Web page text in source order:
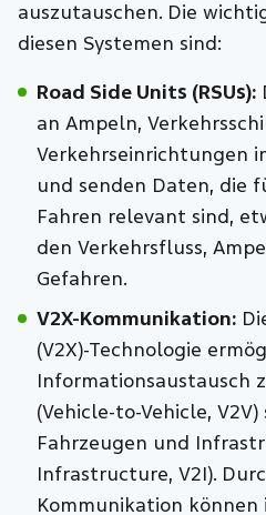
auszutauschen. Die
diesen Systemen sind:
Road Side Units (RSUs):
an Ampeln,
Verkehrseinrichtungen
und senden Daten, die
Fahren relevant sind,
den Verkehrsfluss,
Gefahren.
V2X-Kommunikation:
(V2X)-Technologie
Informationsaustausch
(Vehicle-to-Vehicle,
Fahrzeugen und
Infrastructure, V2I).
Kommunikation